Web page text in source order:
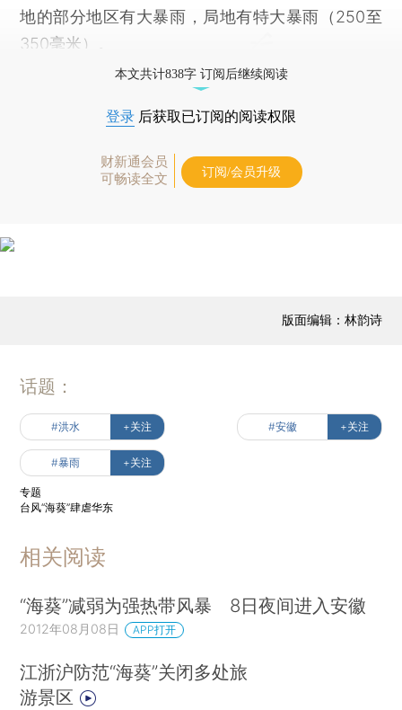
地的部分地区有大暴雨，局地有特大暴雨（250至
350毫米）。
本文共计838字 订阅后继续阅读
登录 后获取已订阅的阅读权限
财新通会员
可畅读全文
订阅/会员升级
版面编辑：林韵诗
话题：
#洪水 +关注 #安徽 +关注
#暴雨 +关注
专题
台风“海葵”肆虐华东
相关阅读
“海葵”减弱为强热带风暴 8日夜间进入安徽
2012年08月08日 APP打开
江浙沪防范“海葵”关闭多处旅
游景区